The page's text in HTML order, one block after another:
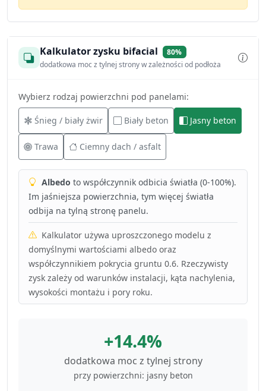
Kalkulator zysku bifacial
80%
dodatkowa moc z tylnej strony w zależności od podłoża
Wybierz rodzaj powierzchni pod panelami:
Śnieg / biały żwir Biały beton Jasny beton
Trawa Ciemny dach / asfalt
Albedo to współczynnik odbicia światła (0-100%).
Im jaśniejsza powierzchnia, tym więcej światła
odbija na tylną stronę panelu.
Kalkulator używa uproszczonego modelu z
domyślnymi wartościami albedo oraz
współczynnikiem pokrycia gruntu 0.6. Rzeczywisty
zysk zależy od warunków instalacji, kąta nachylenia,
wysokości montażu i pory roku.
+14.4%
dodatkowa moc z tylnej strony
przy powierzchni: jasny beton